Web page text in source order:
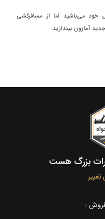
خود می‌باشید اما از مسافرکشی
آمازون بیندازید.
بزرگ هست
تغییر
: